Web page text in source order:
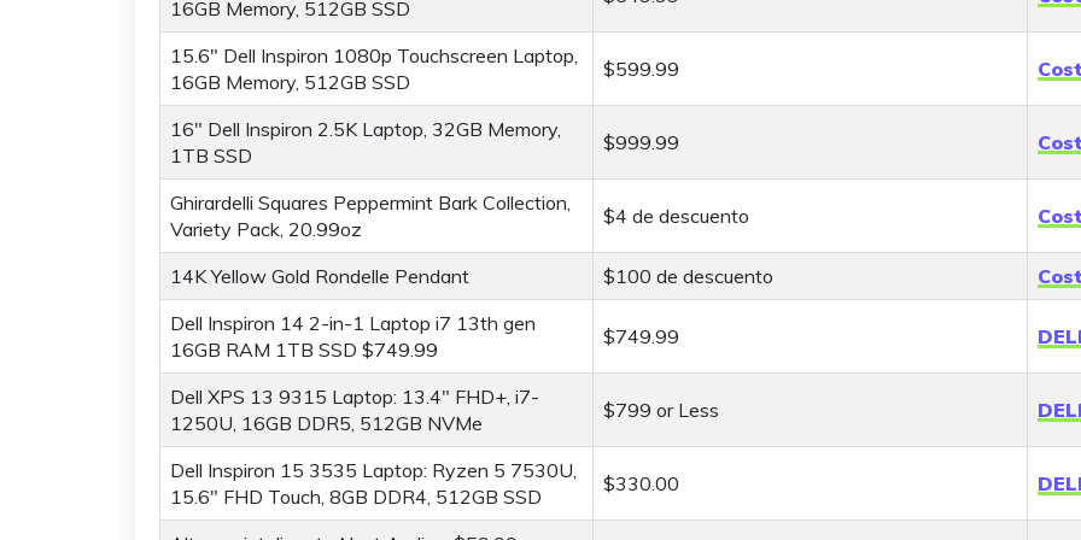
16GB Memory, 512GB SSD
15.6" Dell Inspiron 1080p Touchscreen Laptop,
16GB Memory, 512GB SSD
$599.99
16" Dell Inspiron 2.5K Laptop, 32GB Memory,
1TB SSD
$999.99
Ghirardelli Squares Peppermint Bark Collection,
Variety Pack, 20.99oz
$4 de descuento
14K Yellow Gold Rondelle Pendant $100 de descuento
Dell Inspiron 14 2-in-1 Laptop i7 13th gen
16GB RAM 1TB SSD $749.99
$749.99
Dell XPS 13 9315 Laptop: 13.4" FHD+, i7-
1250U, 16GB DDR5, 512GB NVMe
$799 or Less
Dell Inspiron 15 3535 Laptop: Ryzen 5 7530U,
15.6" FHD Touch, 8GB DDR4, 512GB SSD
$330.00